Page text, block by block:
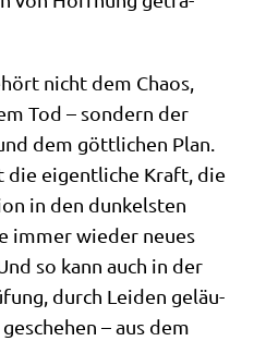
nicht dem Cha­os,
Tod – son­dern der
dem gött­li­chen Plan.
die eigent­li­che Kraft, die
in den dun­kel­sten
immer wie­der neu­es
so kann auch in der
durch Lei­den geläu­
– aus dem